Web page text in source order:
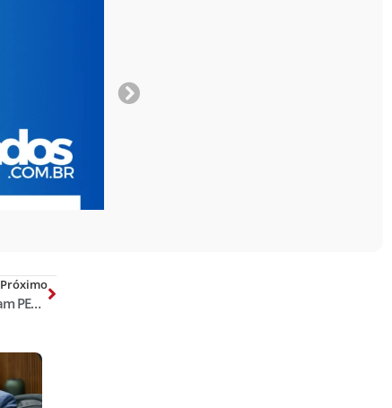
Próximo
Associação dos Delegados do RS apoiam PEC 63